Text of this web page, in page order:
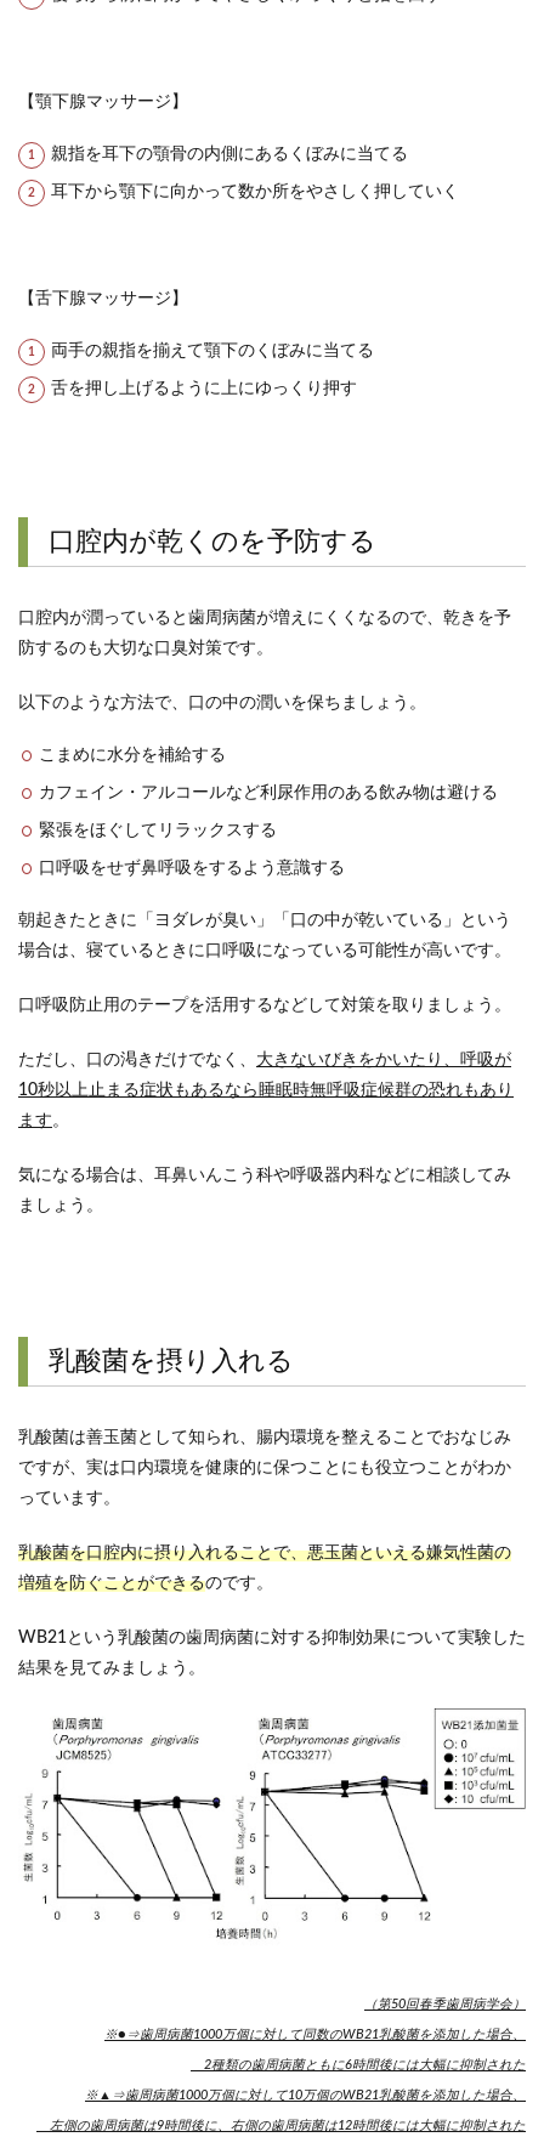
【顎下腺マッサージ】
親指を耳下の顎骨の内側にあるくぼみに当てる
耳下から顎下に向かって数か所をやさしく押していく
【舌下腺マッサージ】
両手の親指を揃えて顎下のくぼみに当てる
舌を押し上げるように上にゆっくり押す
口腔内が乾くのを予防する
口腔内が潤っていると歯周病菌が増えにくくなるので、乾きを予
防するのも大切な口臭対策です。
以下のような方法で、口の中の潤いを保ちましょう。
こまめに水分を補給する
カフェイン・アルコールなど利尿作用のある飲み物は避ける
緊張をほぐしてリラックスする
口呼吸をせず鼻呼吸をするよう意識する
朝起きたときに「ヨダレが臭い」「口の中が乾いている」という
場合は、寝ているときに口呼吸になっている可能性が高いです。
口呼吸防止用のテープを活用するなどして対策を取りましょう。
ただし、口の渇きだけでなく、 大きないびきをかいたり、呼吸が
10秒以上止まる症状もあるなら睡眠時無呼吸症候群の恐れもあり
ます 。
気になる場合は、耳鼻いんこう科や呼吸器内科などに相談してみ
ましょう。
乳酸菌を摂り入れる
乳酸菌は善玉菌として知られ、腸内環境を整えることでおなじみ
ですが、実は口内環境を健康的に保つことにも役立つことがわか
っています。
乳酸菌を口腔内に摂り入れることで、悪玉菌といえる嫌気性菌の
増殖を防ぐことができるのです。
WB21という乳酸菌の歯周病菌に対する抑制効果について実験した
結果を見てみましょう。
（第50回春季歯周病学会）
※●⇒歯周病菌1000万個に対して同数のWB21乳酸菌を添加した場合、
2種類の歯周病菌ともに6時間後には大幅に抑制された
※▲⇒歯周病菌1000万個に対して10万個のWB21乳酸菌を添加した場合、
左側の歯周病菌は9時間後に、右側の歯周病菌は12時間後には大幅に抑制された